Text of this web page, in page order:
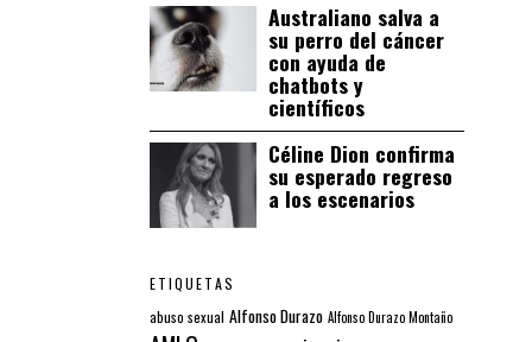
Australiano salva a
su perro del cáncer
con ayuda de
chatbots y
científicos
Céline Dion confirma
su esperado regreso
a los escenarios
ETIQUETAS
abuso sexual Alfonso Durazo Alfonso Durazo Montaño